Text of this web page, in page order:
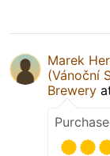
Marek
(Vánoční
Brewery